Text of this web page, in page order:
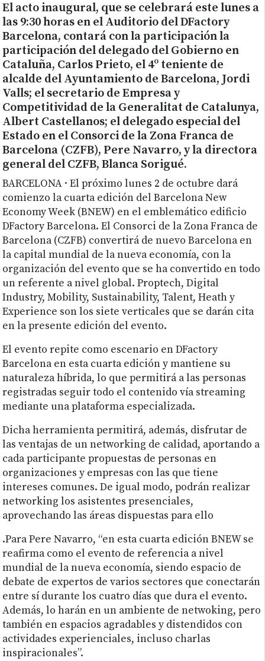
El acto inaugural, que se celebrará este lunes a
las 9:30 horas en el Auditorio del DFactory
Barcelona, contará con la participación la
participación del delegado del Gobierno en
Cataluña, Carlos Prieto, el 4º teniente de
alcalde del Ayuntamiento de Barcelona, Jordi
Valls; el secretario de Empresa y
Competitividad de la Generalitat de Catalunya,
Albert Castellanos; el delegado especial del
Estado en el Consorci de la Zona Franca de
Barcelona (CZFB), Pere Navarro, y la directora
general del CZFB, Blanca Sorigué.
BARCELONA · El próximo lunes 2 de octubre dará
comienzo la cuarta edición del Barcelona New
Economy Week (BNEW) en el emblemático edificio
DFactory Barcelona. El Consorci de la Zona Franca de
Barcelona (CZFB) convertirá de nuevo Barcelona en
la capital mundial de la nueva economía, con la
organización del evento que se ha convertido en todo
un referente a nivel global. Proptech, Digital
Industry, Mobility, Sustainability, Talent, Heath y
Experience son los siete verticales que se darán cita
en la presente edición del evento.
El evento repite como escenario en DFactory
Barcelona en esta cuarta edición y mantiene su
naturaleza híbrida, lo que permitirá a las personas
registradas seguir todo el contenido vía streaming
mediante una plataforma especializada.
Dicha herramienta permitirá, además, disfrutar de
las ventajas de un networking de calidad, aportando a
cada participante propuestas de personas en
organizaciones y empresas con las que tiene
intereses comunes. De igual modo, podrán realizar
networking los asistentes presenciales,
aprovechando las áreas dispuestas para ello
.Para Pere Navarro, “en esta cuarta edición BNEW se
reafirma como el evento de referencia a nivel
mundial de la nueva economía, siendo espacio de
debate de expertos de varios sectores que conectarán
entre sí durante los cuatro días que dura el evento.
Además, lo harán en un ambiente de netwoking, pero
también en espacios agradables y distendidos con
actividades experienciales, incluso charlas
inspiracionales”.